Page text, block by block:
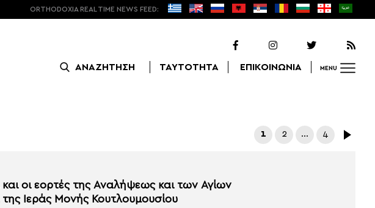
ORTHODOXIA REAL TIME NEWS FEED:
ΑΝΑΖΗΤΗΣΗ ΤΑΥΤΟΤΗΤΑ ΕΠΙΚΟΙΝΩΝΙΑ MENU
1 2 … 4
οι εορτές της Αναλήψεως και των Αγίων
Ιεράς Μονής Κουτλουμουσίου